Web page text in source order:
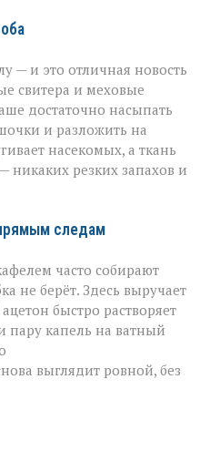
— и это отличная новость
свитера и меховые
достаточно насыпать
и разложить на
насекомых, а ткань
никаких резких запахов и
следам
часто собирают
не берёт. Здесь выручает
быстро растворяет
пару капель на ватный
выглядит ровной, без